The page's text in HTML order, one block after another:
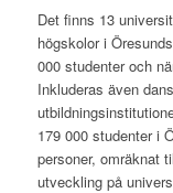
Det finns 13
högskolor i
000 studenter och
Inkluderas även
179 000 studenter i
personer, omräknat
utveckling på